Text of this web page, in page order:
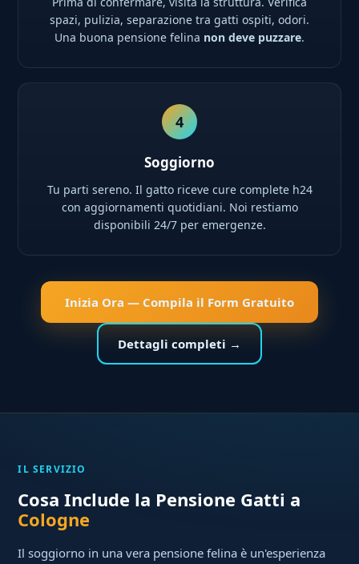
spazi, pulizia, separazione tra gatti ospiti, odori.
Una buona pensione felina non deve puzzare.
4
Soggiorno
Tu parti sereno. Il gatto riceve cure complete h24
con aggiornamenti quotidiani. Noi restiamo
disponibili 24/7 per emergenze.
Inizia Ora — Compila il Form Gratuito
Dettagli completi →
IL SERVIZIO
Cosa Include la Pensione Gatti a
Cologne
Il soggiorno in una vera pensione felina è un'esperienza